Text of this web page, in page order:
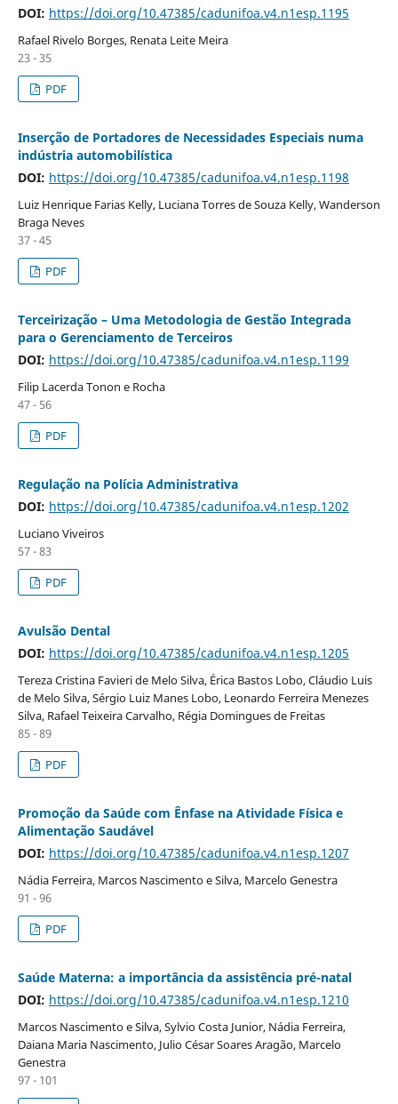
DOI: https://doi.org/10.47385/cadunifoa.v4.n1esp.1195
Rafael Rivelo Borges, Renata Leite Meira
23 - 35
PDF
Inserção de Portadores de Necessidades Especiais numa
indústria automobilística
DOI: https://doi.org/10.47385/cadunifoa.v4.n1esp.1198
Luiz Henrique Farias Kelly, Luciana Torres de Souza Kelly, Wanderson
Braga Neves
37 - 45
PDF
Terceirização – Uma Metodologia de Gestão Integrada
para o Gerenciamento de Terceiros
DOI: https://doi.org/10.47385/cadunifoa.v4.n1esp.1199
Filip Lacerda Tonon e Rocha
47 - 56
PDF
Regulação na Polícia Administrativa
DOI: https://doi.org/10.47385/cadunifoa.v4.n1esp.1202
Luciano Viveiros
57 - 83
PDF
Avulsão Dental
DOI: https://doi.org/10.47385/cadunifoa.v4.n1esp.1205
Tereza Cristina Favieri de Melo Silva, Érica Bastos Lobo, Cláudio Luis
de Melo Silva, Sérgio Luiz Manes Lobo, Leonardo Ferreira Menezes
Silva, Rafael Teixeira Carvalho, Régia Domingues de Freitas
85 - 89
PDF
Promoção da Saúde com Ênfase na Atividade Física e
Alimentação Saudável
DOI: https://doi.org/10.47385/cadunifoa.v4.n1esp.1207
Nádia Ferreira, Marcos Nascimento e Silva, Marcelo Genestra
91 - 96
PDF
Saúde Materna: a importância da assistência pré-natal
DOI: https://doi.org/10.47385/cadunifoa.v4.n1esp.1210
Marcos Nascimento e Silva, Sylvio Costa Junior, Nádia Ferreira,
Daiana Maria Nascimento, Julio César Soares Aragão, Marcelo
Genestra
97 - 101